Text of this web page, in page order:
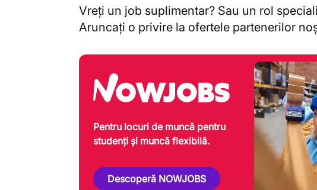
Vreți un job suplimentar? Sau un rol
Aruncați o privire la ofertele partenerilor
Pentru locuri de muncă pentru
studenți și muncă flexibilă.
Descoperă NOWJOBS